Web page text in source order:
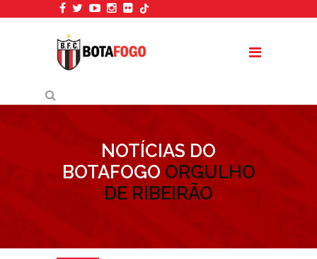
NOTÍCIAS DO
BOTAFOGO ORGULHO
DE RIBEIRÃO